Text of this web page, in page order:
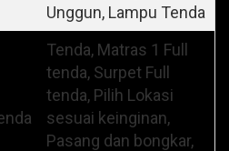
Unggun, Lampu Tenda
Tenda, Matras 1 Full
tenda, Surpet Full
tenda, Pilih Lokasi
sesuai keinginan,
Pasang dan bongkar,